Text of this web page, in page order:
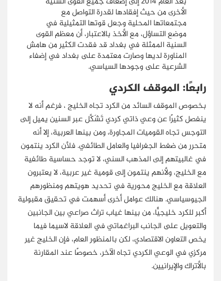
الأخرى من حيث إفقادها لقدرة التواصل مع
مجتمعاتها المحلية وجعل قوتها التمثيلية في
موضع التساؤل، مع الأخذ بالاعتبار، أن معظم القوى
السنية الممثلة في بغداد قد فقدت الكثير من هامش
المناورة لديها وصارت معتمدة على بغداد في إضفاء
الشرعية على وجودها السياسي.
رابعًا: الموقف الكردي
بخصوص الموقف السائد من الكرد تجاه الخليج ، فرغم أنه لا
ينفصل كثيرًا عن وعي ذاتي كردي تَشَكَّل عبر السنين يميل إلى
التوجس تجاه القوميات المجاورة، ومن بينها العربية، إلا أنه
متحرر من ضغط الجغرافيا والعامل الطائفي. فلأن الكرد ينتمون
في غالبيتهم إلى المذهب السني، لا توجد حساسية طائفية
مع الخليج، ولأنهم ينتمون إلى قومية غير عربية، لا يعتبرون
العلاقة مع الخليج محورية في تحديد هويتهم ومنظورهم
الجيوسياسي. هنالك عوامل أخرى أسهمت في تحقيق مقبولية
أكبر للكرد خليجيًّا، من بينها غياب تراث صراعي بين الجانبين
والتعويل على الجانب البراغماتي في العلاقة لاسيما فيما
يخص التعاون الاقتصادي، لكن بالمنظور العام، فإن الخليج غير
مركزي في الوعي الكردي تجاه الآخر، خصوصًا عند المقارنة
بالأتراك والإيرانيين.